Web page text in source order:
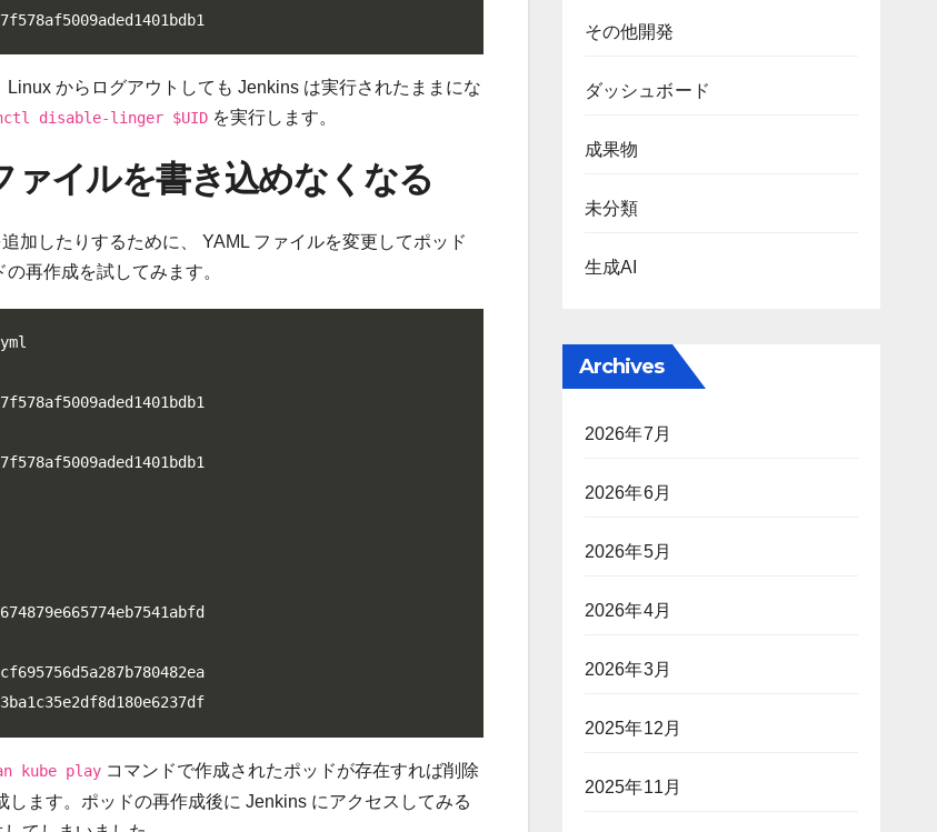
からログアウトしても Jenkins は実行されたままにな
disable-linger $UID を実行します。
イルを書き込めなくなる
加したりするために、 YAML ファイルを変更してポッド
再作成を試してみます。
kube play コマンドで作成されたポッドが存在すれば削除
ます。ポッドの再作成後に Jenkins にアクセスしてみる
その他開発
ダッシュボード
成果物
未分類
生成AI
Archives
2026年7月
2026年6月
2026年5月
2026年4月
2026年3月
2025年12月
2025年11月